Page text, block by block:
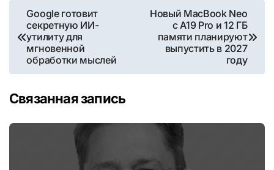
Навигация
по
записям
Google готовит
секретную ИИ-
утилиту для
мгновенной
обработки мыслей
Новый MacBook Neo
с A19 Pro и 12 ГБ
памяти планируют
выпустить в 2027
году
Связанная запись